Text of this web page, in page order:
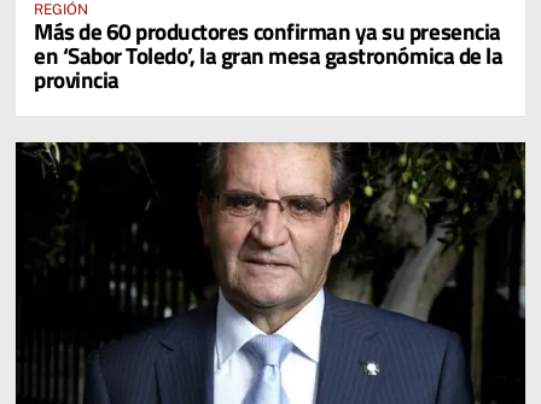
REGIÓN
Más de 60 productores confirman ya su presencia
en ‘Sabor Toledo’, la gran mesa gastronómica de la
provincia